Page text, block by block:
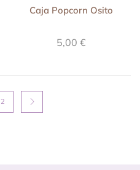
Caja Popcorn Osito
5,00 €
2